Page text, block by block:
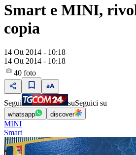
Smart e MINI,
copia
14 Ott 2014 - 10:18
14 Ott 2014 - 10:18
40 foto
Segui suSeguici su
whatsapp discover
MINI
Smart